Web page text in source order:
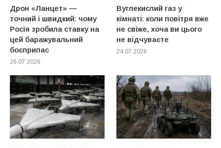
Дрон «Ланцет» —
точний і швидкий: чому
Росія зробила ставку на
цей баражувальний
боєприпас
26.07.2026
Вуглекислий газ у
кімнаті: коли повітря вже
не свіже, хоча ви цього
не відчуваєте
24.07.2026